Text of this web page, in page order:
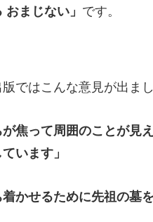
まじない」 です。
ではこんな意見が出まし
焦って周囲のことが見
います」
かせるために先祖の墓